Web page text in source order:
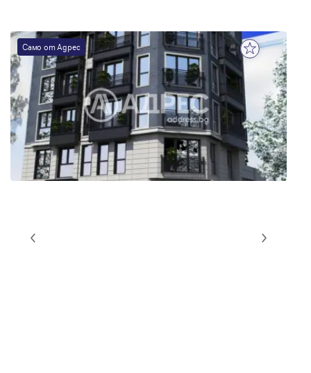
Само от Адрес